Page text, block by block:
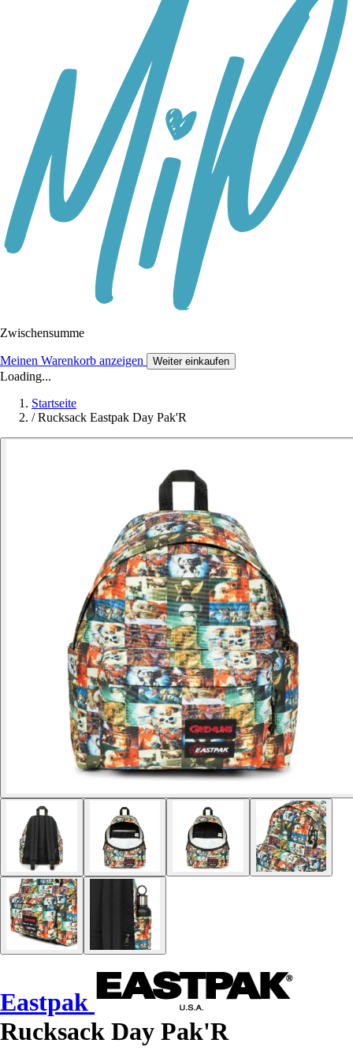
Zwischensumme
Meinen Warenkorb anzeigen Weiter einkaufen
Loading...
Startseite
/ Rucksack Eastpak Day Pak'R
Eastpak
Rucksack Day Pak'R